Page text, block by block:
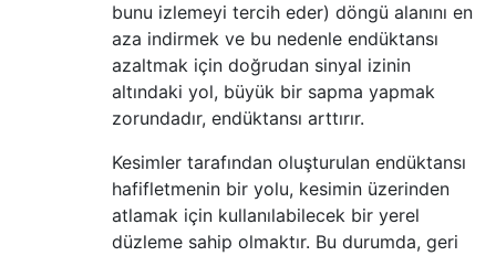
bunu izlemeyi tercih eder) döngü alanını en
aza indirmek ve bu nedenle endüktansı
azaltmak için doğrudan sinyal izinin
altındaki yol, büyük bir sapma yapmak
zorundadır, endüktansı arttırır.
Kesimler tarafından oluşturulan endüktansı
hafifletmenin bir yolu, kesimin üzerinden
atlamak için kullanılabilecek bir yerel
düzleme sahip olmaktır. Bu durumda, geri